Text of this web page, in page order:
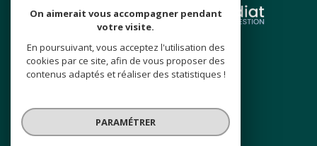
nos avis
clients
On aimerait vous accompagner pendant
votre visite.
En poursuivant, vous acceptez l'utilisation des
cookies par ce site, afin de vous proposer des
contenus adaptés et réaliser des statistiques !
PARAMÉTRER